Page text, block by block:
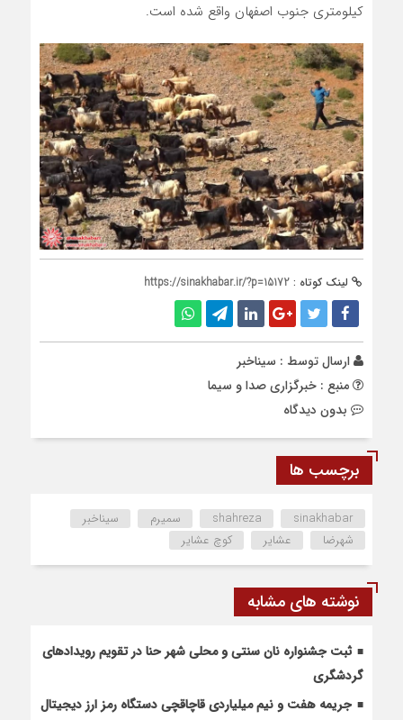
کیلومتری جنوب اصفهان واقع شده است.
لینک کوتاه : https://sinakhabar.ir/?p=15172
ارسال توسط : سیناخبر
منبع : خبرگزاری صدا و سیما
بدون دیدگاه
برچسب ها
shahreza sinakhabar سمیرم
سیناخبر
شهرضا
عشایر کوچ عشایر
نوشته های مشابه
ثبت جشنواره نان سنتی و محلی شهر حنا در تقویم رویداد‌های
گردشگری
جریمه هفت و نیم میلیاردی قاچاقچی دستگاه رمز ارز دیجیتال